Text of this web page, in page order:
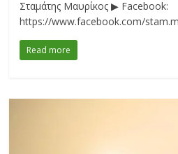
Σταμάτης Μαυρίκος ▶ Facebook:
https://www.facebook.com/
Read more